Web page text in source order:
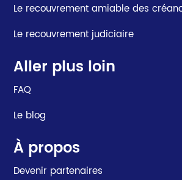
Le recouvrement amiable des
Le recouvrement judiciaire
Aller plus loin
FAQ
Le blog
À propos
Devenir partenaires